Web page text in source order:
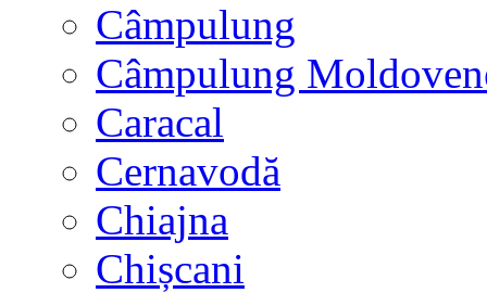
Câmpulung
Câmpulung
Caracal
Cernavodă
Chiajna
Chișcani